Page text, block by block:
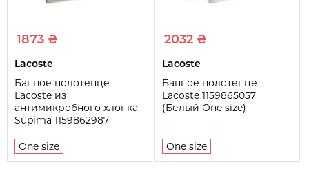
1873 ₴
Lacoste
Банное полотенце
Lacoste из
антимикробного хлопка
Supima 1159862987
One size
2032 ₴
Lacoste
Банное полотенце
Lacoste 1159865057
(Белый One size)
One size